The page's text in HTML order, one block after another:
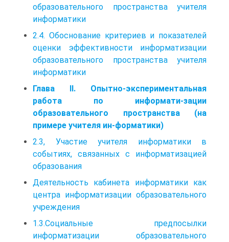
образовательного пространства учителя
информатики
2.4. Обоснование критериев и показателей
оценки эффективности информатизации
образовательного пространства учителя
информатики
Глава II. Опытно-экспериментальная
работа по информати-зации
образовательного пространства (на
примере учителя ин-форматики)
2.3, Участие учителя информатики в
событиях, связанных с информатизацией
образования
Деятельность кабинета информатики как
центра информатизации образовательного
учреждения
1.3.Социальные предпосылки
информатизации образовательного